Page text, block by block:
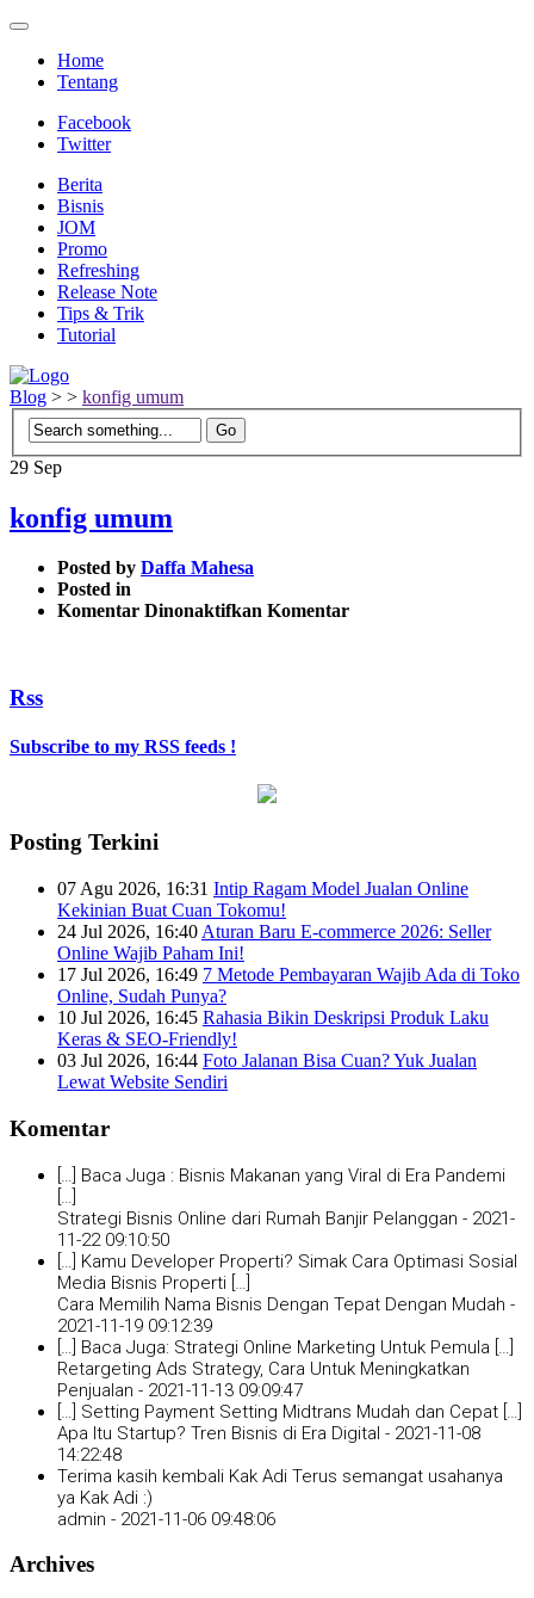
Home
Tentang
Facebook
Twitter
Berita
Bisnis
JOM
Promo
Refreshing
Release Note
Tips & Trik
Tutorial
Blog > > konfig umum
29 Sep
konfig umum
Posted by Daffa Mahesa
Posted in
Komentar Dinonaktifkan pada
Komentar
Rss
Subscribe to my RSS feeds !
Posting Terkini
07 Agu 2026, 16:31 Intip Ragam Model Jualan Online
Kekinian Buat Cuan Tokomu!
24 Jul 2026, 16:40 Aturan Baru E-commerce 2026: Seller
Online Wajib Paham Ini!
17 Jul 2026, 16:49 7 Metode Pembayaran Wajib Ada di Toko
Online, Sudah Punya?
10 Jul 2026, 16:45 Rahasia Bikin Deskripsi Produk Laku
Keras & SEO-Friendly!
03 Jul 2026, 16:44 Foto Jalanan Bisa Cuan? Yuk Jualan
Lewat Website Sendiri
Komentar
[…] Baca Juga : Bisnis Makanan yang Viral di Era Pandemi
Strategi Bisnis Online dari Rumah Banjir Pelanggan - 2021-
11-22 09:10:50
[…] Kamu Developer Properti? Simak Cara Optimasi Sosial
Media Bisnis Properti […]
Cara Memilih Nama Bisnis Dengan Tepat Dengan Mudah -
2021-11-19 09:12:39
[…] Baca Juga: Strategi Online Marketing Untuk Pemula […]
Retargeting Ads Strategy, Cara Untuk Meningkatkan
Penjualan - 2021-11-13 09:09:47
[…] Setting Payment Setting Midtrans Mudah dan Cepat […]
Apa Itu Startup? Tren Bisnis di Era Digital - 2021-11-08
14:22:48
Terima kasih kembali Kak Adi Terus semangat usahanya
ya Kak Adi :)
admin - 2021-11-06 09:48:06
Archives